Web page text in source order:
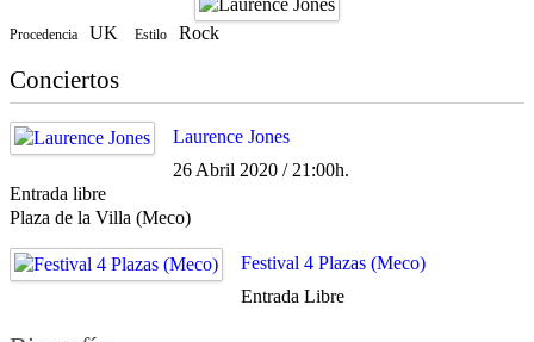
Procedencia UK Estilo Rock
Conciertos
Laurence Jones
26 Abril 2020 / 21:00h.
Entrada libre
Plaza de la Villa (Meco)
Festival 4 Plazas (Meco)
Entrada Libre